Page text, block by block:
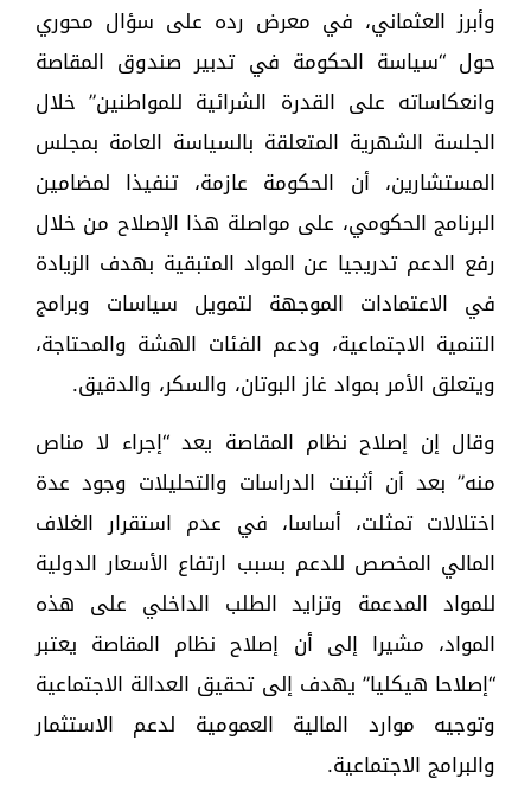
وأبرز العثماني، في معرض رده على سؤال محوري
حول “سياسة الحكومة في تدبير صندوق المقاصة
وانعكاساته على القدرة الشرائية للمواطنين” خلال
الجلسة الشهرية المتعلقة بالسياسة العامة بمجلس
المستشارين، أن الحكومة عازمة، تنفيذا لمضامين
البرنامج الحكومي، على مواصلة هذا الإصلاح من خلال
رفع الدعم تدريجيا عن المواد المتبقية بهدف الزيادة
في الاعتمادات الموجهة لتمويل سياسات وبرامج
التنمية الاجتماعية، ودعم الفئات الهشة والمحتاجة،
ويتعلق الأمر بمواد غاز البوتان، والسكر، والدقيق.
وقال إن إصلاح نظام المقاصة يعد “إجراء لا مناص
منه” بعد أن أثبتت الدراسات والتحليلات وجود عدة
اختلالات تمثلت، أساسا، في عدم استقرار الغلاف
المالي المخصص للدعم بسبب ارتفاع الأسعار الدولية
للمواد المدعمة وتزايد الطلب الداخلي على هذه
المواد، مشيرا إلى أن إصلاح نظام المقاصة يعتبر
“إصلاحا هيكليا” يهدف إلى تحقيق العدالة الاجتماعية
وتوجيه موارد المالية العمومية لدعم الاستثمار
والبرامج الاجتماعية.